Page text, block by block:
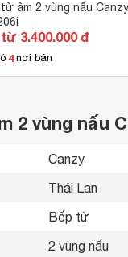
âm 2 vùng nấu Canzy
3.400.000 đ
4 nơi bán
2 vùng nấu
Canzy
Thái Lan
Bếp từ
2 vùng nấu